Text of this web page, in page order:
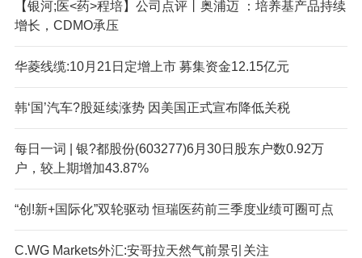
【银河;医<药>程培】公司点评丨奥浦迈 ：培养基产品持续
增长，CDMO承压
华菱线缆:10月21日定增上市 募集资金12.15亿元
韩‘国’汽车?股延续涨势 因美国正式宣布降低关税
每日一词 | 银?都股份(603277)6月30日股东户数0.92万
户，较上期增加43.87%
“创!新+国际化”双轮驱动 恒瑞医药前三季度业绩可圈可点
C.WG Markets外汇:安哥拉天然气前景引关注